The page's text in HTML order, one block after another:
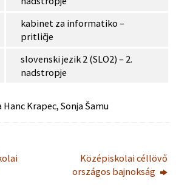
kabinet za informatiko –
pritličje
slovenski jezik 2 (SLO2) – 2.
nadstropje
Hanc Krapec, Sonja Šamu
Középiskolai céllövő
országos bajnokság